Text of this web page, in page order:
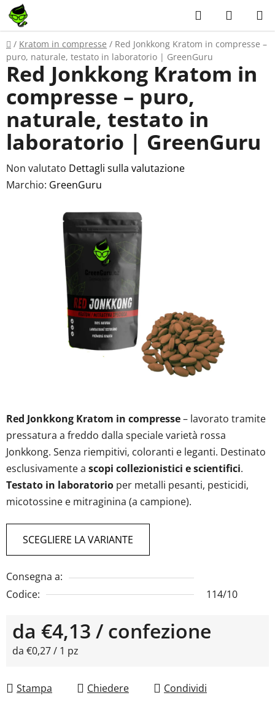
Vai
contenuto
Ricerca
DELLA
Casa
/ Kratom in compresse / Red Jonkkong Kratom in compresse –
puro, naturale, testato in laboratorio | GreenGuru
Red Jonkkong Kratom in compresse– lavorato tramite
pressatura a freddo dalla speciale varietà rossa
Jonkkong. Senza riempitivi, coloranti e leganti. Destinato
esclusivamente a scopi collezionistici e scientifici.
Testato in laboratorio per metalli pesanti, pesticidi,
micotossine e mitraginina (a campione).
SCEGLIERE LA VARIANTE
Consegna a:
Codice:
114/10
da €4,13 / confezione
Prezzo della misura:
da €0,27 / 1 pz
Stampa Chiedere Condividi
Red Jonkkong Kratom in
compresse – puro,
naturale, testato in
laboratorio | GreenGuru
La
valutazione
Non valutato Dettagli sulla valutazione
Marchio: GreenGuru